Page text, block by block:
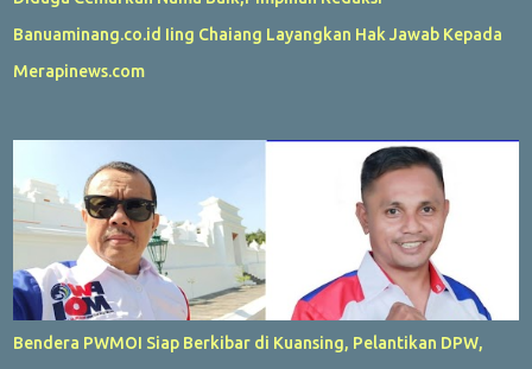
Banuaminang.co.id Iing Chaiang Layangkan Hak Jawab Kepada
Merapinews.com
Bendera PWMOI Siap Berkibar di Kuansing, Pelantikan DPW,